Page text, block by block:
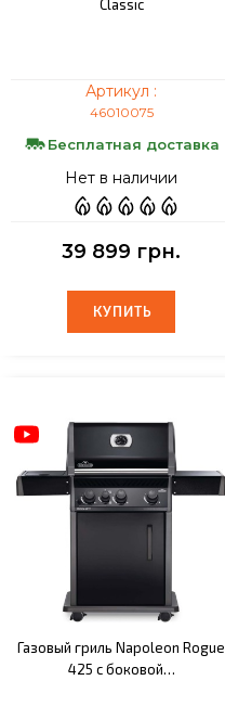
Classic
Артикул :
46010075
Бесплатная доставка
Нет в наличии
39 899 грн.
КУПИТЬ
КУПИТЬ
Газовый гриль Napoleon Rogue
425 с боковой…